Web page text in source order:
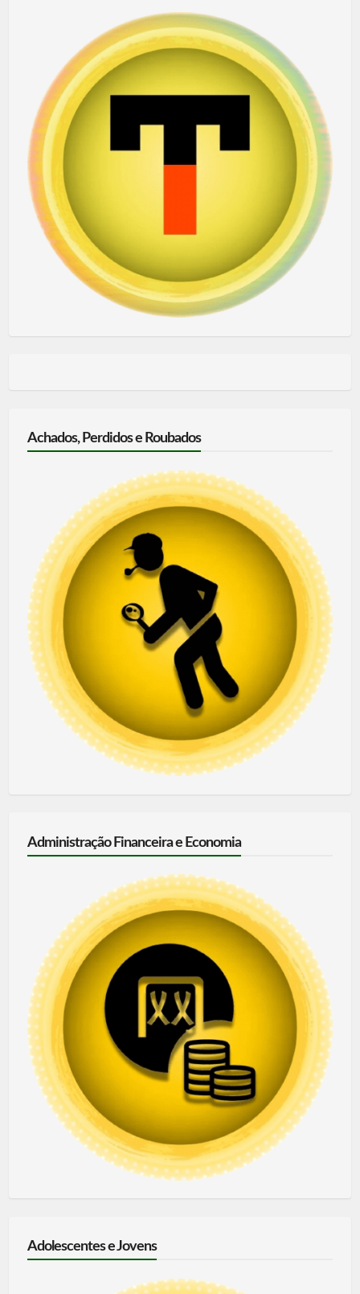
Achados, Perdidos e Roubados
Administração Financeira e Economia
Adolescentes e Jovens